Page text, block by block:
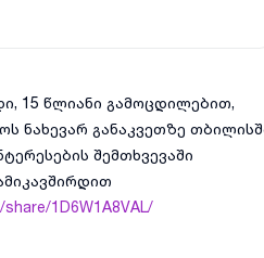
15 წლიანი გამოცდილებით,
ნახევარ განაკვეთზე
შემთხვევაში
1D6W1A8VAL/